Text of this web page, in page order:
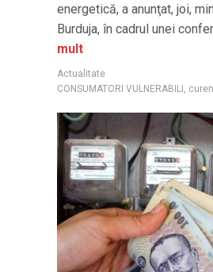
energetică, a anunţat, joi,
Burduja, în cadrul unei
mult
Actualitate
CONSUMATORI VULNERABILI